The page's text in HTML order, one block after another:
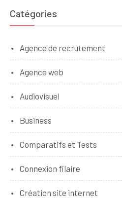
Catégories
Agence de recrutement
Agence web
Audiovisuel
Business
Comparatifs et Tests
Connexion filaire
Création site internet